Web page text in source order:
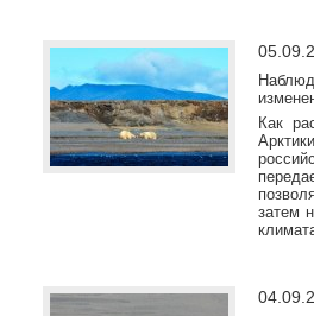
Как
затем